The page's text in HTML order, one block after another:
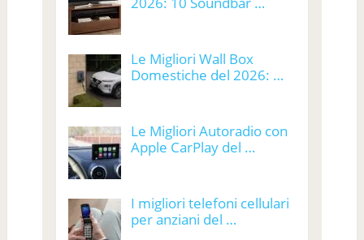
Le Migliori Wall Box
Domestiche del 2026: …
Le Migliori Autoradio con
Apple CarPlay del …
I migliori telefoni cellulari
per anziani del …